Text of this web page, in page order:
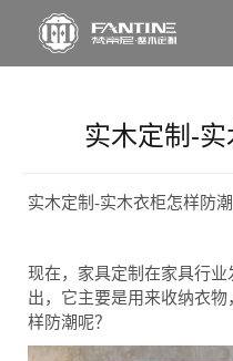
实木定制-
实木定制-实木衣柜怎样防潮
现在，家具定制在家具行
出，它主要是用来收纳衣
样防潮呢？